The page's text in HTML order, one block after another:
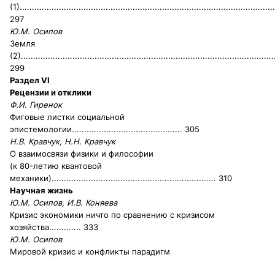
(1)
297
Ю.М. Осипов
Земля
(2)
299
Раздел VI
Рецензии и отклики
Ф.И. Гиренок
Фиговые листки социальной
эпистемологии............................................. 305
Н.В. Кравчук, Н.Н. Кравчук
О взаимосвязи физики и философии
(к 80-летию квантовой
механики)................................................................... 310
Научная жизнь
Ю.М. Осипов, И.В. Коняева
Кризис экономики ничто по сравнению с кризисом
хозяйства............. 333
Ю.М. Осипов
Мировой кризис и конфликты парадигм